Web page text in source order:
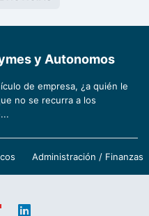
y Autonomos
de empresa, ¿a quién le
no se recurra a los
Administración / Finanzas